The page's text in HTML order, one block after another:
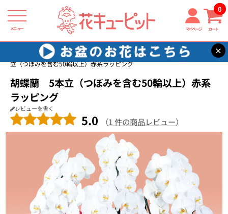
メニュー マイページ カート
0
×
花キューピット 新築引っ越し祝い
【新築引っ越し祝い】胡蝶蘭 5本
立（つぼみを含む50輪以上）赤系ラッピング
胡蝶蘭 5本立（つぼみを含む50輪以上）赤系
ラッピング
レビューを書く
5.0 （1 件の商品レビュー）